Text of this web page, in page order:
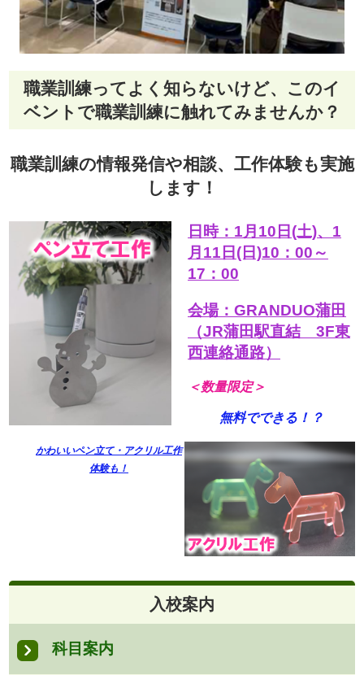
職業訓練ってよく知らないけど、このイ
ベントで職業訓練に触れてみませんか？
職業訓練の情報発信や相談、工作体験も実施
します！
日時：1月10日(土)、1
月11日(日)10：00～
17：00
会場：GRANDUO蒲田
（JR蒲田駅直結 3F東
西連絡通路）
＜数量限定＞
無料でできる！？
かわいいペン立て・アクリル工作
体験も！
入校案内
科目案内